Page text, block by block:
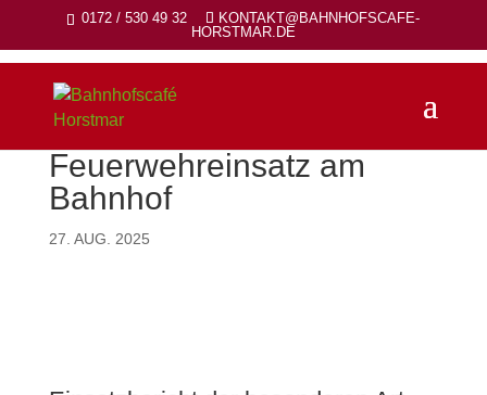
0172 / 530 49 32
KONTAKT@BAHNHOFSCAFE-
HORSTMAR.DE
Feuerwehreinsatz am
Bahnhof
27. AUG. 2025